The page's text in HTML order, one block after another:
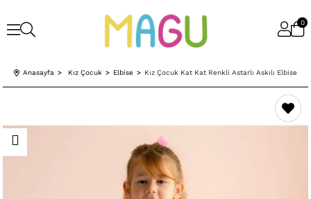
0
Anasayfa Kız Çocuk Elbise Kız Çocuk Kat Kat Renkli Astarlı Askılı Elbise